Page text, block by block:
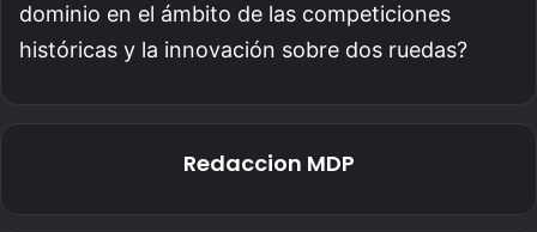
dominio en el ámbito de las competiciones
históricas y la innovación sobre dos ruedas?
Redaccion MDP